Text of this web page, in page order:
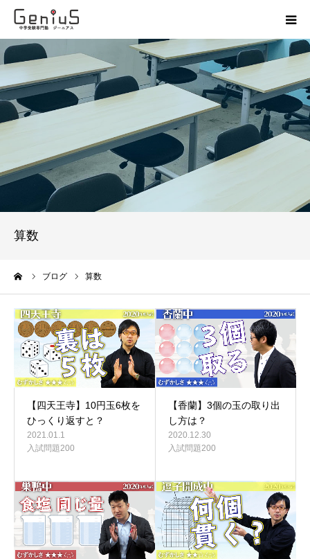
算数
ブログ 算数
【四天王寺】10円玉6枚を
ひっくり返すと？
2021.01.1
入試問題200
【香蘭】3個の玉の取り出
し方は？
2020.12.30
入試問題200
授業
志望校別特訓
模試
お問い合わせ